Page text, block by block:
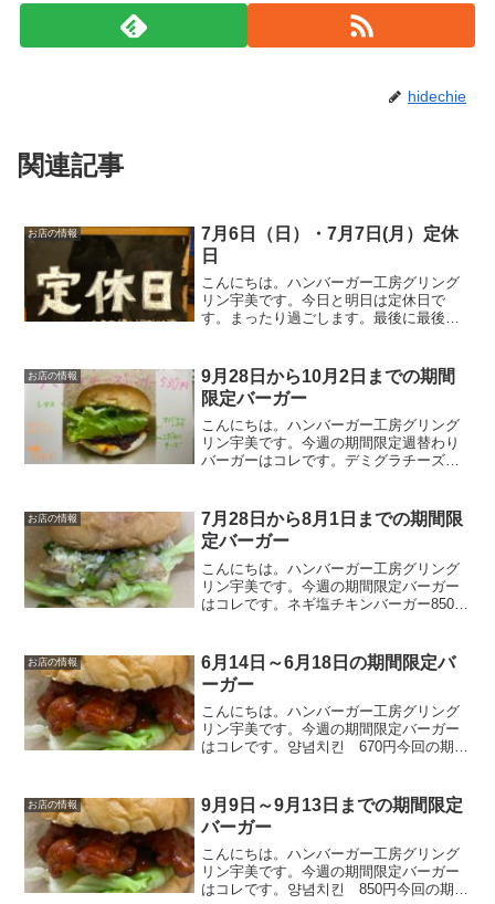
hidechie
関連記事
お店の情報
7月6日（日）・7月7日(月）定休
日
こんにちは。ハンバーガー工房グリング
リン宇美です。今日と明日は定休日で
す。まったり過ごします。最後に最後ま
になりますように😊いってらっしゃい。
お店の情報
9月28日から10月2日までの期間
限定バーガー
こんにちは。ハンバーガー工房グリング
リン宇美です。今週の期間限定週替わり
バーガーはコレです。デミグラチーズバ
ンUMI秘伝のデミグラスソースをかけレ
タスとバンズで挟んだら美...
お店の情報
7月28日から8月1日までの期間限
定バーガー
こんにちは。ハンバーガー工房グリング
リン宇美です。今週の期間限定バーガー
はコレです。ネギ塩チキンバーガー850円
が試行錯誤して完成させました。この時
期にピッタリのソース...
お店の情報
6月14日～6月18日の期間限定バ
ーガー
こんにちは。ハンバーガー工房グリング
リン宇美です。今週の期間限定バーガー
はコレです。양념치킨 670円今回の期間
オリジナルの甘辛いソースとチキンで、
韓国風のチキンバーガ...
お店の情報
9月9日～9月13日までの期間限定
バーガー
こんにちは。ハンバーガー工房グリング
リン宇美です。今週の期間限定バーガー
はコレです。양념치킨 850円今回の期間